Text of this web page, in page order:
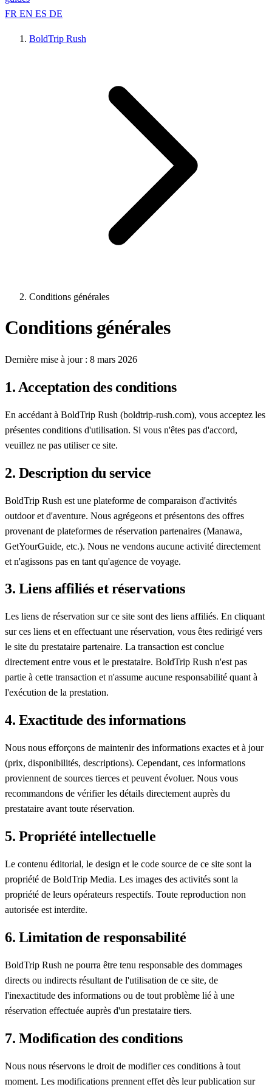
FR EN ES DE
BoldTrip Rush
Conditions générales
Conditions générales
Dernière mise à jour : 8 mars 2026
1. Acceptation des conditions
En accédant à BoldTrip Rush (boldtrip-rush.com), vous acceptez les
présentes conditions d'utilisation. Si vous n'êtes pas d'accord,
veuillez ne pas utiliser ce site.
2. Description du service
BoldTrip Rush est une plateforme de comparaison d'activités
outdoor et d'aventure. Nous agrégeons et présentons des offres
provenant de plateformes de réservation partenaires (Manawa,
GetYourGuide, etc.). Nous ne vendons aucune activité directement
et n'agissons pas en tant qu'agence de voyage.
3. Liens affiliés et réservations
Les liens de réservation sur ce site sont des liens affiliés. En cliquant
sur ces liens et en effectuant une réservation, vous êtes redirigé vers
le site du prestataire partenaire. La transaction est conclue
directement entre vous et le prestataire. BoldTrip Rush n'est pas
partie à cette transaction et n'assume aucune responsabilité quant à
l'exécution de la prestation.
4. Exactitude des informations
Nous nous efforçons de maintenir des informations exactes et à jour
(prix, disponibilités, descriptions). Cependant, ces informations
proviennent de sources tierces et peuvent évoluer. Nous vous
recommandons de vérifier les détails directement auprès du
prestataire avant toute réservation.
5. Propriété intellectuelle
Le contenu éditorial, le design et le code source de ce site sont la
propriété de BoldTrip Media. Les images des activités sont la
propriété de leurs opérateurs respectifs. Toute reproduction non
autorisée est interdite.
6. Limitation de responsabilité
BoldTrip Rush ne pourra être tenu responsable des dommages
directs ou indirects résultant de l'utilisation de ce site, de
l'inexactitude des informations ou de tout problème lié à une
réservation effectuée auprès d'un prestataire tiers.
7. Modification des conditions
Nous nous réservons le droit de modifier ces conditions à tout
moment. Les modifications prennent effet dès leur publication sur